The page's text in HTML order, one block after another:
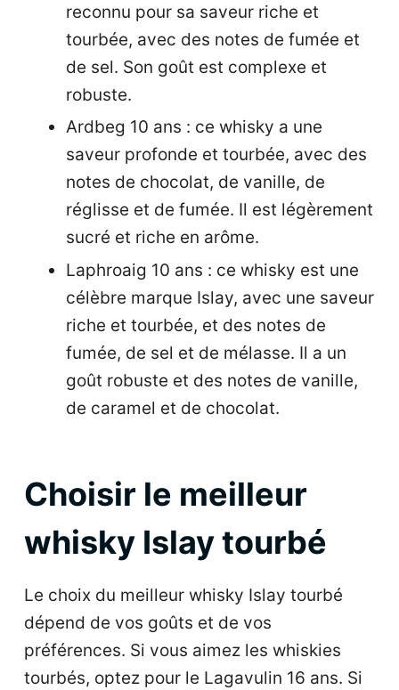
reconnu pour sa saveur riche et
tourbée, avec des notes de fumée et
de sel. Son goût est complexe et
robuste.
Ardbeg 10 ans : ce whisky a une
saveur profonde et tourbée, avec des
notes de chocolat, de vanille, de
réglisse et de fumée. Il est légèrement
sucré et riche en arôme.
Laphroaig 10 ans : ce whisky est une
célèbre marque Islay, avec une saveur
riche et tourbée, et des notes de
fumée, de sel et de mélasse. Il a un
goût robuste et des notes de vanille,
de caramel et de chocolat.
Choisir le meilleur
whisky Islay tourbé
Le choix du meilleur whisky Islay tourbé
dépend de vos goûts et de vos
préférences. Si vous aimez les whiskies
tourbés, optez pour le Lagavulin 16 ans. Si